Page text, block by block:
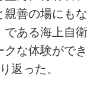
親善の場にもな
である海上自衛
な体験ができ
返った。